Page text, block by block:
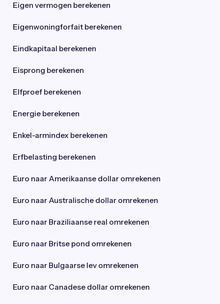
Eigen vermogen berekenen
Eigenwoningforfait berekenen
Eindkapitaal berekenen
Eisprong berekenen
Elfproef berekenen
Energie berekenen
Enkel-armindex berekenen
Erfbelasting berekenen
Euro naar Amerikaanse dollar omrekenen
Euro naar Australische dollar omrekenen
Euro naar Braziliaanse real omrekenen
Euro naar Britse pond omrekenen
Euro naar Bulgaarse lev omrekenen
Euro naar Canadese dollar omrekenen